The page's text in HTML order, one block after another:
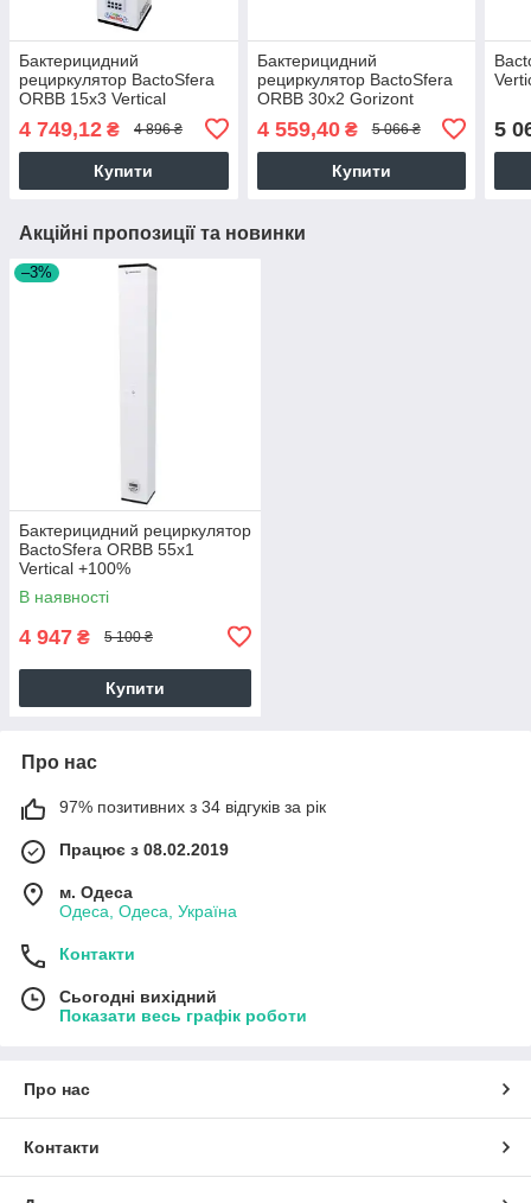
Бактерицидний
рециркулятор BactoSfera
ORBB 15x3 Vertical
4 749,12 ₴ 4 896 ₴
Купити
Бактерицидний
рециркулятор BactoSfera
ORBB 30x2 Gorizont
4 559,40₴ 5 066 ₴
Купити
5
Акційні пропозиції та новинки
–3%
Бактерицидний рециркулятор
BactoSfera ORBB 55x1
Vertical +100%
В наявності
4 947 ₴ 5 100 ₴
Купити
Про нас
97% позитивних з 34 відгуків за рік
Працює з 08.02.2019
м. Одеса
Одеса, Одеса, Україна
Контакти
Сьогодні вихідний
Показати весь графік роботи
Про нас
Контакти